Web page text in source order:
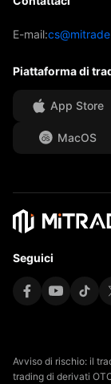
E-mail:
Piattaforma di
App Store
MacOS
Seguici
Avviso di rischio: il
trading di derivati